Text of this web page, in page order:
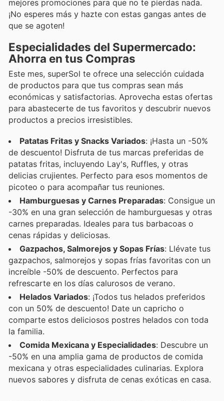
mejores promociones para que no te pierdas nada.
¡No esperes más y hazte con estas gangas antes de
que se agoten!
Especialidades del Supermercado:
Ahorra en tus Compras
Este mes, superSol te ofrece una selección cuidada
de productos para que tus compras sean más
económicas y satisfactorias. Aprovecha estas ofertas
para abastecerte de tus favoritos y descubrir nuevos
productos a precios irresistibles.
Patatas Fritas y Snacks Variados: ¡Hasta un -50%
de descuento! Disfruta de tus marcas preferidas de
patatas fritas, incluyendo Lay's, Ruffles, y otras
delicias crujientes. Perfecto para esos momentos de
picoteo o para acompañar tus reuniones.
Hamburguesas y Carnes Preparadas: Consigue un
-30% en una gran selección de hamburguesas y otras
carnes preparadas. Ideales para tus barbacoas o
cenas rápidas y deliciosas.
Gazpachos, Salmorejos y Sopas Frías: Llévate tus
gazpachos, salmorejos y sopas frías favoritas con un
increíble -50% de descuento. Perfectos para
refrescarte en los días calurosos de verano.
Helados Variados: ¡Todos tus helados preferidos
con un 50% de descuento! Date un capricho o
comparte estos deliciosos postres helados con toda
la familia.
Comida Mexicana y Especialidades: Descubre un
-50% en una amplia gama de productos de comida
mexicana y otras especialidades culinarias. Explora
nuevos sabores y disfruta de cenas exóticas en casa.